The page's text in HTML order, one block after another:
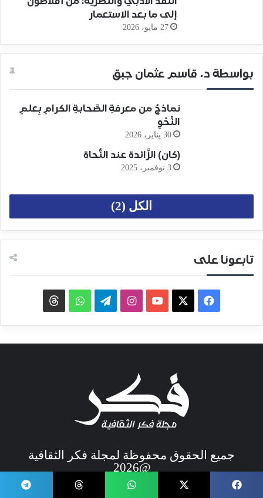
إلى ما بعد الاستعمار
27 مايو، 2026
بواسطة د. قاسم عثمان جبق
نماذجُ من معرفةِ الصَّحابةِ الكرامِ بِعلمِ
النَّحْوِ
30 يناير، 2026
(كان) الزَّائدة عند النُّحاة
3 نوفمبر، 2025
الكل (2)
تابعونا على
جميع الحقوق محفوظة لمجلة فكر الثقافية
@2026